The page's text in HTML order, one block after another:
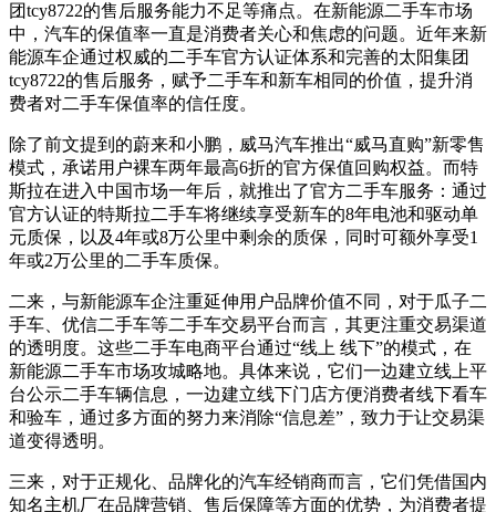
团tcy8722的售后服务能力不足等痛点。在新能源二手车市场
中，汽车的保值率一直是消费者关心和焦虑的问题。近年来新
能源车企通过权威的二手车官方认证体系和完善的太阳集团
tcy8722的售后服务，赋予二手车和新车相同的价值，提升消
费者对二手车保值率的信任度。
除了前文提到的蔚来和小鹏，威马汽车推出“威马直购”新零售
模式，承诺用户裸车两年最高6折的官方保值回购权益。而特
斯拉在进入中国市场一年后，就推出了官方二手车服务：通过
官方认证的特斯拉二手车将继续享受新车的8年电池和驱动单
元质保，以及4年或8万公里中剩余的质保，同时可额外享受1
年或2万公里的二手车质保。
二来，与新能源车企注重延伸用户品牌价值不同，对于瓜子二
手车、优信二手车等二手车交易平台而言，其更注重交易渠道
的透明度。这些二手车电商平台通过“线上 线下”的模式，在
新能源二手车市场攻城略地。具体来说，它们一边建立线上平
台公示二手车辆信息，一边建立线下门店方便消费者线下看车
和验车，通过多方面的努力来消除“信息差”，致力于让交易渠
道变得透明。
三来，对于正规化、品牌化的汽车经销商而言，它们凭借国内
知名主机厂在品牌营销、售后保障等方面的优势，为消费者提